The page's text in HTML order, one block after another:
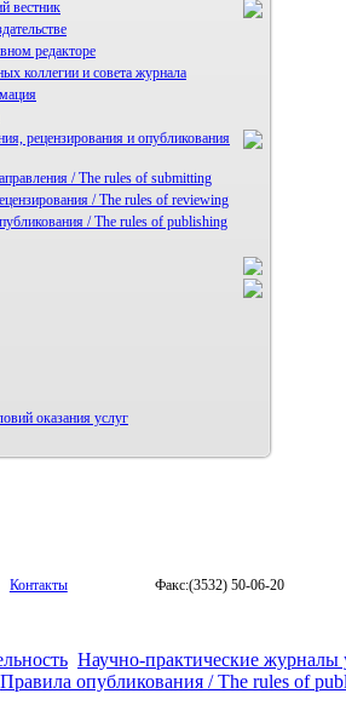
вестник
редакторе
коллегии и совета журнала
рецензирования и опубликования
/ The rules of submitting
/ The rules of reviewing
/ The rules of publishing
оказания услуг
Контакты Факс:(3532) 50-06-20
Научно-практические журналы
Правила опубликования / The rules of